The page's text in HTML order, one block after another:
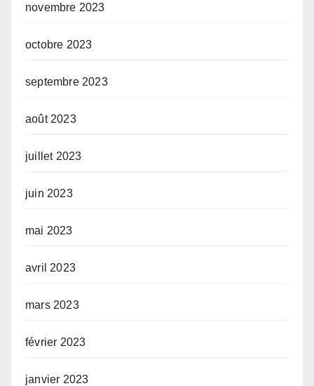
novembre 2023
octobre 2023
septembre 2023
août 2023
juillet 2023
juin 2023
mai 2023
avril 2023
mars 2023
février 2023
janvier 2023